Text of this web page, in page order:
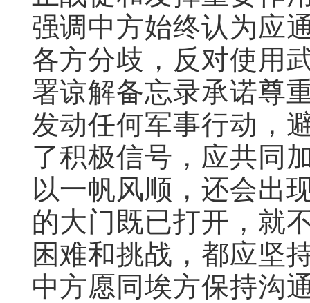
强调中方始终认为应
各方分歧，反对使用
署谅解备忘录承诺尊
发动任何军事行动，
了积极信号，应共同
以一帆风顺，还会出
的大门既已打开，就
困难和挑战，都应坚
中方愿同埃方保持沟